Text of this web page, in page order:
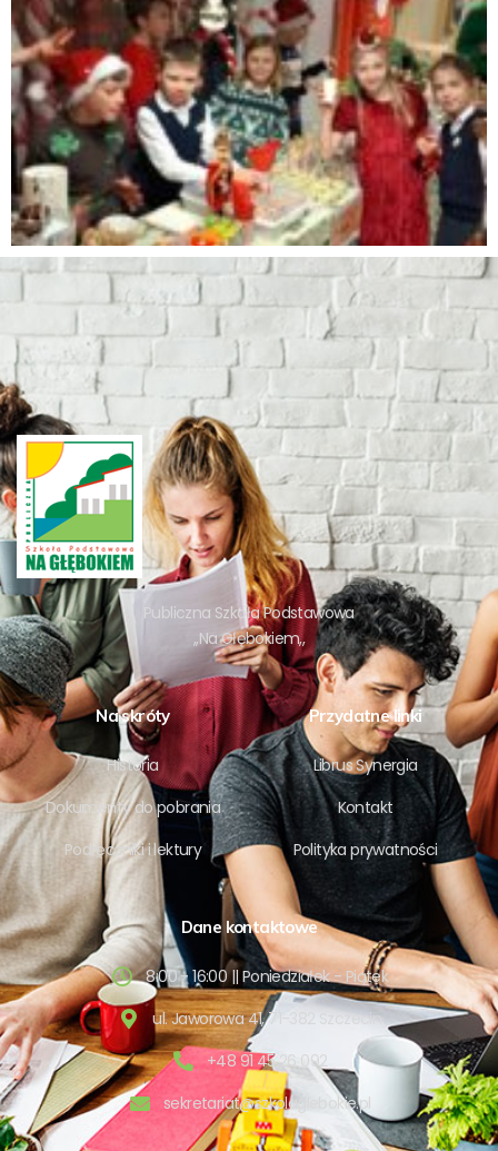
Publiczna Szkoła Podstawowa
,,Na Głębokiem,,
Na skróty
Historia
Dokumenty do pobrania
Podręczniki i lektury
Przydatne linki
Librus Synergia
Kontakt
Polityka prywatności
Dane kontaktowe
8:00 - 16:00 || Poniedziałek - Piątek
ul. Jaworowa 41, 71-382 Szczecin
+48 91 45 26 092
sekretariat@szkolaglebokie.pl